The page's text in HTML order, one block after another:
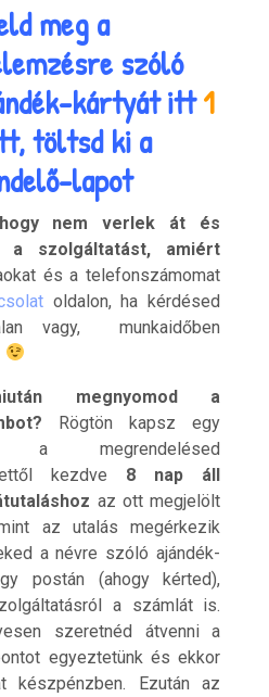
meg a
szóló
kártyát itt1
töltsd ki a
lapot
hogy nem verlek át és
a szolgáltatást, amiért
és a telefonszámomat
oldalon, ha kérdésed
vagy, munkaidőben
megnyomod a
Rögtön kapsz egy
megrendelésed
ettől kezdve 8 nap áll
az ott megjelölt
az utalás megérkezik
a névre szóló ajándék-
postán (ahogy kérted),
a számlát is.
szeretnéd átvenni a
egyeztetünk és ekkor
Ezután az